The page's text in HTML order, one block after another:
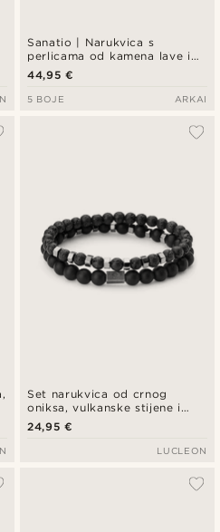
Sanatio | Narukvica s
perlicama od kamena lave i
crnog labradorita, 6 mm
44,95 €
5 BOJE ARKAI
Set narukvica od crnog
oniksa, vulkanske stijene i
hematita
24,95 €
LUCLEON